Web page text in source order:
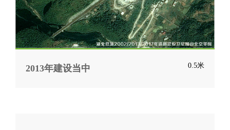
2013年建设当中 0.5米